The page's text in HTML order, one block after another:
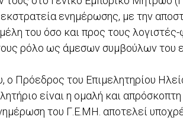
εκστρατεία ενημέρωσης, με την
του όσο και προς τους
ρόλο ως άμεσων συμβούλων του
ο Πρόεδρος του Επιμελητηρίου
είναι η ομαλή και
του Γ.Ε.ΜΗ. αποτελεί